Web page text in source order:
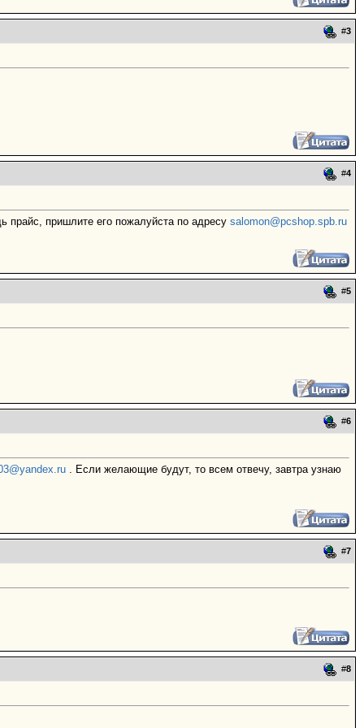
#3
#4
прайс, пришлите его пожалуйста по адресу salomon@pcshop.spb.ru
#5
#6
. Если желающие будут, то всем отвечу, завтра узнаю
#7
#8